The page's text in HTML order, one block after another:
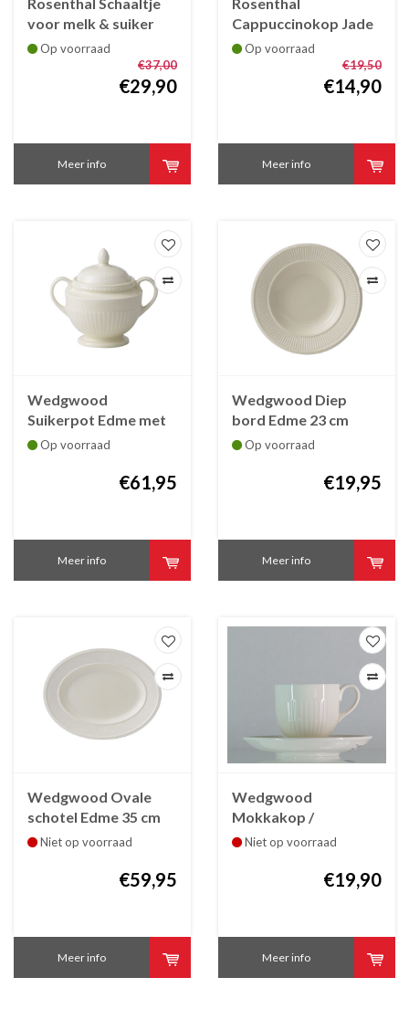
voor melk & suiker
Jade
Op voorraad
€37,00
€29,90
Meer info
Cappuccinokop Jade
Op voorraad
€19,50
€14,90
Meer info
Wedgwood
Suikerpot Edme met
deksel
Op voorraad
€61,95
Meer info
Wedgwood Diep
bord Edme 23 cm
Op voorraad
€19,95
Meer info
Wedgwood Ovale
schotel Edme 35 cm
Niet op voorraad
€59,95
Meer info
Wedgwood
Mokkakop /
Espressokop Edme
Niet op voorraad
€19,90
Meer info